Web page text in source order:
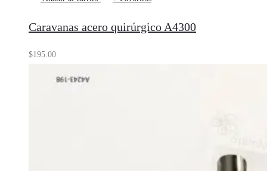
Caravanas acero quirúrgico A4300
$195.00